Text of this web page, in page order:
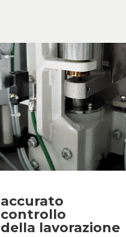
accurato
controllo
della lavorazione